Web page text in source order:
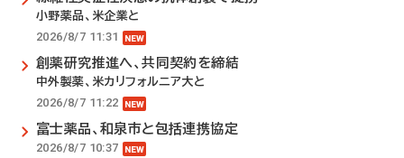
小野薬品、米企業と
2026/8/7 11:31
創薬研究推進へ、共同契約を締結
中外製薬、米カリフォルニア大と
2026/8/7 11:22
富士薬品、和泉市と包括連携協定
2026/8/7 10:37